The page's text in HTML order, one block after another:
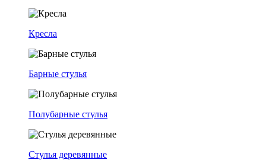
Кресла
Барные стулья
Полубарные стулья
Стулья деревянные